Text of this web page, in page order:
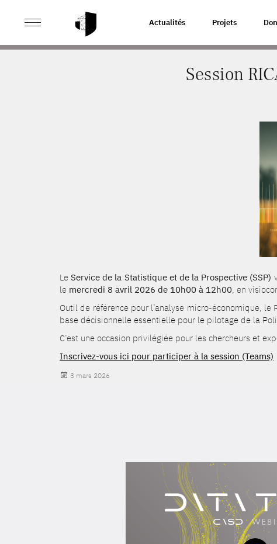
Actualités Projets
ACCUEIL ACTUALITÉS > SESSION RICA : TOUT SAVOIR
Session
LeService de la Statistique et de la Prospective (SSP)
le mercredi 8 avril 2026 de 10h00 à 12h00, en
Outil de référence pour l’analyse micro-économique,
base décisionnelle essentielle pour le pilotage de la
C’est une occasion privilégiée pour les chercheurs et
Inscrivez-vous ici pour participer à la session (Teams)
Publié
3 mars 2026